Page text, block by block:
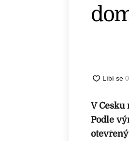
V
Podle